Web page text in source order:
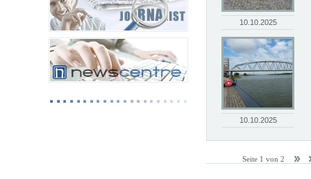
10.10.2025
10.10.2025
Seite 1 von 2